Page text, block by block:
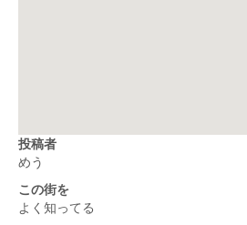
投稿者
めう
この街を
よく知ってる